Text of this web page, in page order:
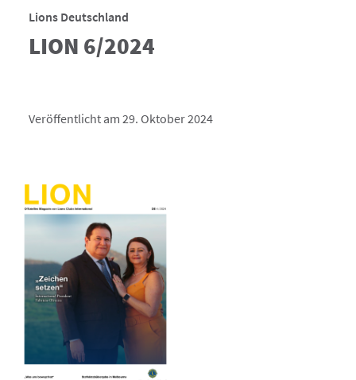
Lions Deutschland
LION 6/2024
Veröffentlicht am 29. Oktober 2024